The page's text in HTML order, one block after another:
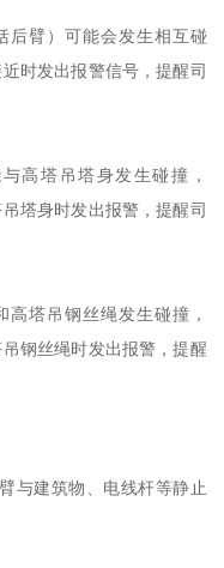
后臂）可能会发生相互碰
时发出报警信号，提醒司
高塔吊塔身发生碰撞，
塔身时发出报警，提醒司
塔吊钢丝绳发生碰撞，
钢丝绳时发出报警，提醒
与建筑物、电线杆等静止